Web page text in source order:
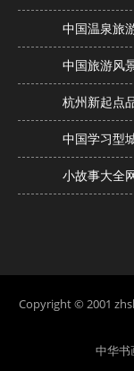
中国温泉旅
中国旅游风
杭州新起点
中国学习型
小故事大全
Copyright © 2001
中华